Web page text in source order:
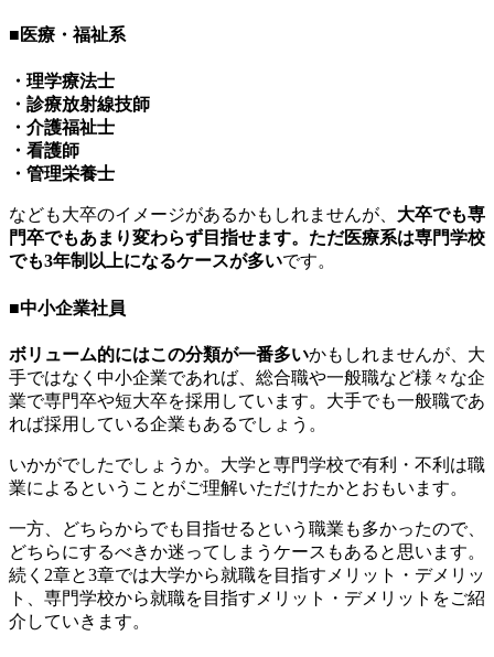
■医療・福祉系
・理学療法士
・診療放射線技師
・介護福祉士
・看護師
・管理栄養士
なども大卒のイメージがあるかもしれませんが、 大卒でも専
門卒でもあまり変わらず目指せます。ただ医療系は専門学校
でも3年制以上になるケースが多いです。
■中小企業社員
ボリューム的にはこの分類が一番多いかもしれませんが、大
手ではなく中小企業であれば、総合職や一般職など様々な企
業で専門卒や短大卒を採用しています。大手でも一般職であ
れば採用している企業もあるでしょう。
いかがでしたでしょうか。大学と専門学校で有利・不利は職
業によるということがご理解いただけたかとおもいます。
一方、どちらからでも目指せるという職業も多かったので、
どちらにするべきか迷ってしまうケースもあると思います。
続く2章と3章では大学から就職を目指すメリット・デメリッ
ト、専門学校から就職を目指すメリット・デメリットをご紹
介していきます。